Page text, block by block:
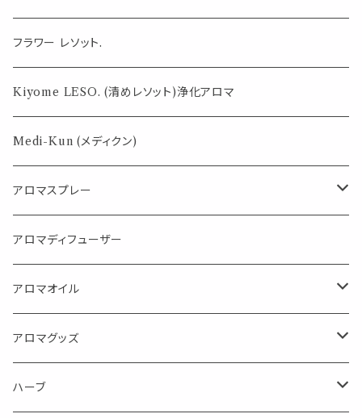
気になる虫対策に
薄荷の香りで体感温度-4℃ !? スースーシリーズ
パロサント
フラワー レソット.
Kiyome LESO. (清めレソット)浄化アロマ
Medi-Kun (メディクン)
アロマスプレー
目的で選ぶ
蒸し暑い夏やリフレッシュに
消臭に（用途：空間や衣服）
FLOWER LESO. フラワレソット
Kiyome LESO. キヨメ レソット
体感-4℃ !? 薄荷をブレンドしたアロマスプレー
アロマディフューザー
アロマオイル
エッセンシャルオイル
シングル
キャリアオイル
アロマグッズ
エッセンシャルオイル
ハーブ